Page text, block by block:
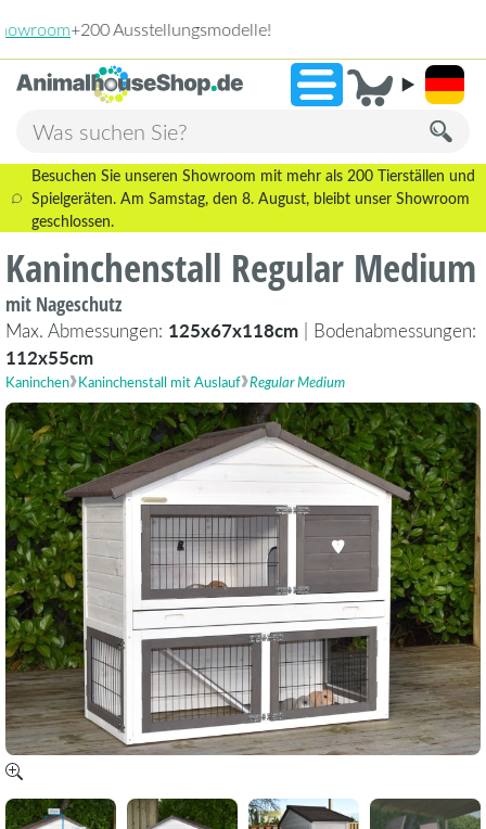
»2.238 Bewertungen!
Besuchen Sie unseren Showroom mit mehr als 200 Tierställen und
Spielgeräten. Am Samstag, den 8. August, bleibt unser Showroom
geschlossen.
Kaninchenstall Regular Medium
mit Nageschutz
Max. Abmessungen: 125x67x118cm | Bodenabmessungen:
112x55cm
Kaninchen Kaninchenstall mit Auslauf Regular Medium